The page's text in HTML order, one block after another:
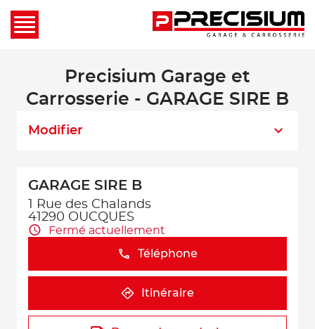
Precisium Garage et
Carrosserie - GARAGE SIRE B
Modifier
GARAGE SIRE B
1 Rue des Chalands
41290 OUCQUES
Fermé actuellement
Téléphone
Itinéraire